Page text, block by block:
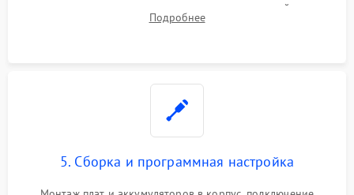
цепи зарядки и монтаж новых радиодеталей.
Восстановление поврежденных токоведущих дорожек и
Подробнее
5. Сборка и программная настройка